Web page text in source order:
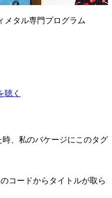
メタル専門プログラム
聴く
、私のバケージにこのタグ
コードからタイトルが取ら